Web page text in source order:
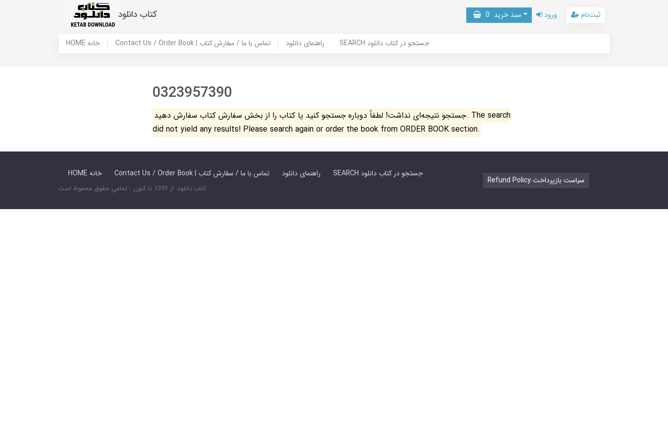
کتاب دانلود سبد خرید 0 ورود ثبت‌نام
HOME خانه Contact Us / Order Book | تماس با ما / سفارش کتاب راهنمای دانلود SEARCH جستجو در کتاب دانلود
0323957390
جستجو نتیجه‌ای نداشت! لطفاً دوباره جستجو کنید یا کتاب را از بخش سفارش کتاب سفارش دهید. The search
did not yield any results! Please search again or order the book from ORDER BOOK section.
HOME خانه Contact Us / Order Book | تماس با ما / سفارش کتاب راهنمای دانلود SEARCH جستجو در کتاب دانلود
کتاب دانلود: از 1391 تا کنون - تمامی حقوق محفوظ است
Refund Policy سیاست بازپرداخت